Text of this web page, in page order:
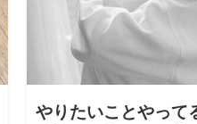
やりたいことやって